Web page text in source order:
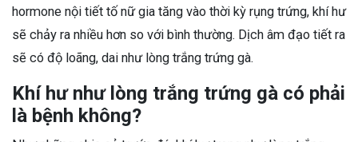
hormone nội tiết tố nữ gia tăng vào thời kỳ rụng trứng, khí hư
sẽ chảy ra nhiều hơn so với bình thường. Dịch âm đạo tiết ra
sẽ có độ loãng, dai như lòng trắng trứng gà.
Khí hư như lòng trắng trứng gà có phải
là bệnh không?